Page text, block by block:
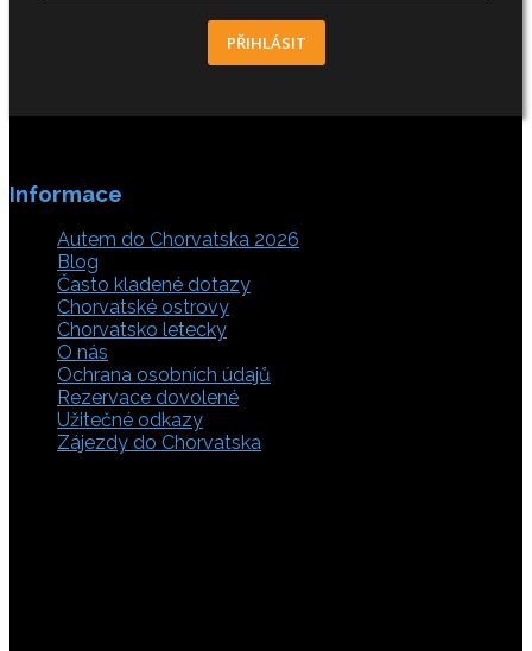
PŘIHLÁSIT
Informace
Autem do Chorvatska 2026
Blog
Často kladené dotazy
Chorvatské ostrovy
Chorvatsko letecky
O nás
Ochrana osobních údajů
Rezervace dovolené
Užitečné odkazy
Zájezdy do Chorvatska